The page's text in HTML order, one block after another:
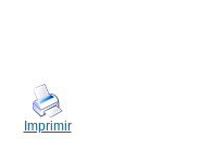
Imprimir